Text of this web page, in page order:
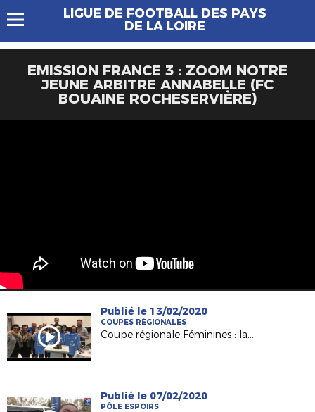
LIGUE DE FOOTBALL DES PAYS
DE LA LOIRE
EMISSION FRANCE 3 : ZOOM NOTRE
JEUNE ARBITRE ANNABELLE (FC
BOUAINE ROCHESERVIÈRE)
Publié le 13/02/2020
COUPES RÉGIONALES
Coupe régionale Féminines : la belle aventure de l'AC Nort sur Erdre
Publié le 07/02/2020
PÔLE ESPOIRS